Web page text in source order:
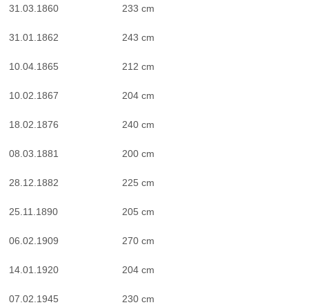
31.03.1860 233 cm
31.01.1862 243 cm
10.04.1865 212 cm
10.02.1867 204 cm
18.02.1876 240 cm
08.03.1881 200 cm
28.12.1882 225 cm
25.11.1890 205 cm
06.02.1909 270 cm
14.01.1920 204 cm
07.02.1945 230 cm